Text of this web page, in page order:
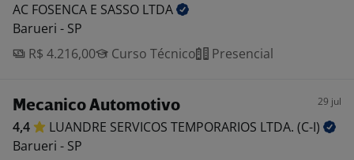
AC FOSENCA E SASSO LTDA
Barueri - SP
R$ 4.216,00
Curso Técnico Presencial
Mecanico Automotivo 29 jul
4,4 LUANDRE SERVICOS TEMPORARIOS LTDA. (C-I)
Barueri - SP